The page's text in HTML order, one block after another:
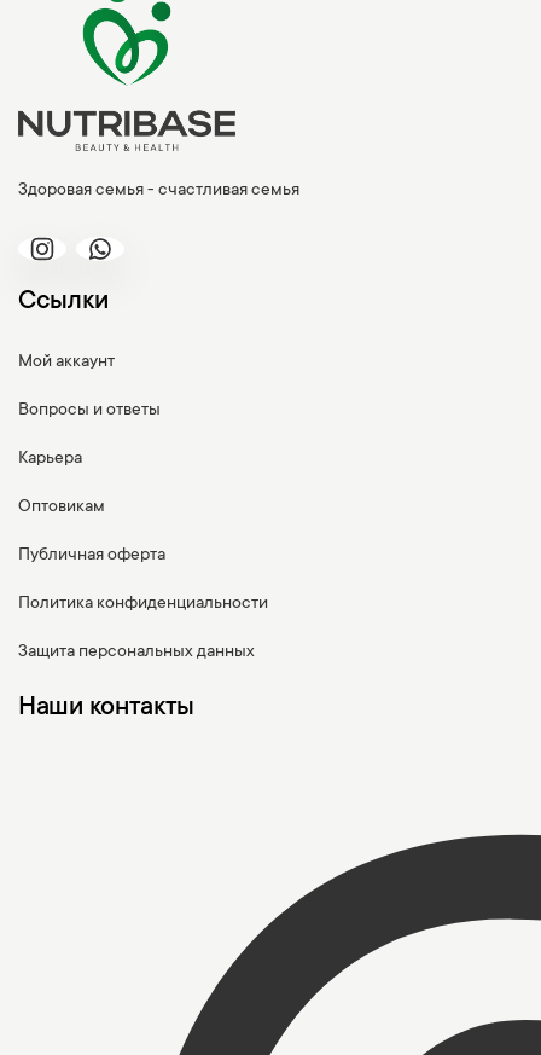
Здоровая семья - счастливая семья
Ссылки
Мой аккаунт
Вопросы и ответы
Карьера
Оптовикам
Публичная оферта
Политика конфиденциальности
Защита персональных данных
Наши контакты